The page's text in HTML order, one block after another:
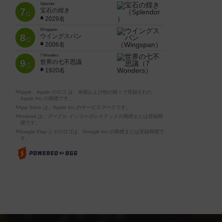
7位
Splendor
宝石の煌き
2029名
8位
Wingspan
ウイングスパン
2006名
9位
7 Wonders
世界の七不思議
1920名
※Apple、Apple のロゴ は、米国および他の国々で登録された
Apple Inc.の商標です。
※App Store は、Apple Inc.のサービスマークです。
※Android は、グーグル インコーポレイテッドの商標または登録商
標です。
※Google Play とそのロゴは、Google Inc.の商標または登録商標で
す。